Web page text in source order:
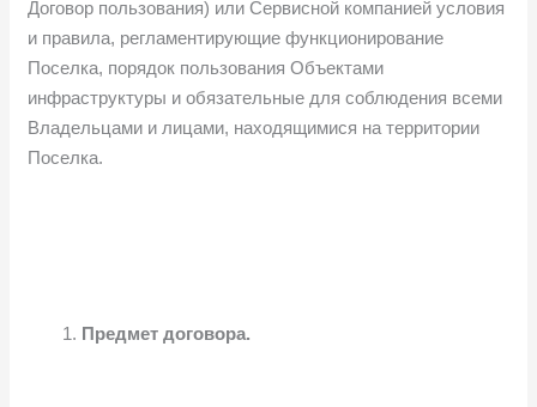
Договор пользования) или Сервисной компанией условия
и правила, регламентирующие функционирование
Поселка, порядок пользования Объектами
инфраструктуры и обязательные для соблюдения всеми
Владельцами и лицами, находящимися на территории
Поселка.
Предмет договора.